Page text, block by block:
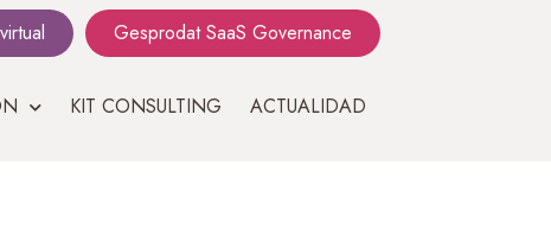
Gesprodat SaaS Governance
KIT CONSULTING ACTUALIDAD